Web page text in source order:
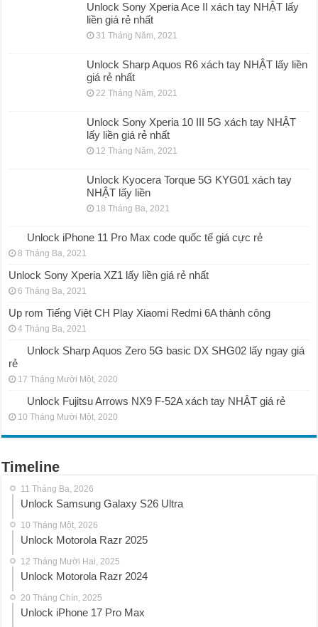
Unlock Sony Xperia Ace II xách tay NHẬT lấy
liền giá rẻ nhất
31 Tháng Năm, 2021
Unlock Sharp Aquos R6 xách tay NHẬT lấy liền
giá rẻ nhất
22 Tháng Năm, 2021
Unlock Sony Xperia 10 III 5G xách tay NHẬT
lấy liền giá rẻ nhất
12 Tháng Năm, 2021
Unlock Kyocera Torque 5G KYG01 xách tay
NHẬT lấy liền
18 Tháng Ba, 2021
Unlock iPhone 11 Pro Max code quốc tế giá cực rẻ
8 Tháng Ba, 2021
Unlock Sony Xperia XZ1 lấy liền giá rẻ nhất
6 Tháng Ba, 2021
Up rom Tiếng Việt CH Play Xiaomi Redmi 6A thành công
4 Tháng Ba, 2021
Unlock Sharp Aquos Zero 5G basic DX SHG02 lấy ngay giá
rẻ
17 Tháng Mười Một, 2020
Unlock Fujitsu Arrows NX9 F-52A xách tay NHẬT giá rẻ
10 Tháng Mười Một, 2020
Timeline
11 Tháng Ba, 2026
Unlock Samsung Galaxy S26 Ultra
10 Tháng Một, 2026
Unlock Motorola Razr 2025
12 Tháng Mười Hai, 2025
Unlock Motorola Razr 2024
20 Tháng Chín, 2025
Unlock iPhone 17 Pro Max